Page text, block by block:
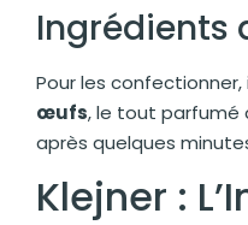
Ingrédients
Pour les
œufs, le tout parfumé
après quelques
Klejner :